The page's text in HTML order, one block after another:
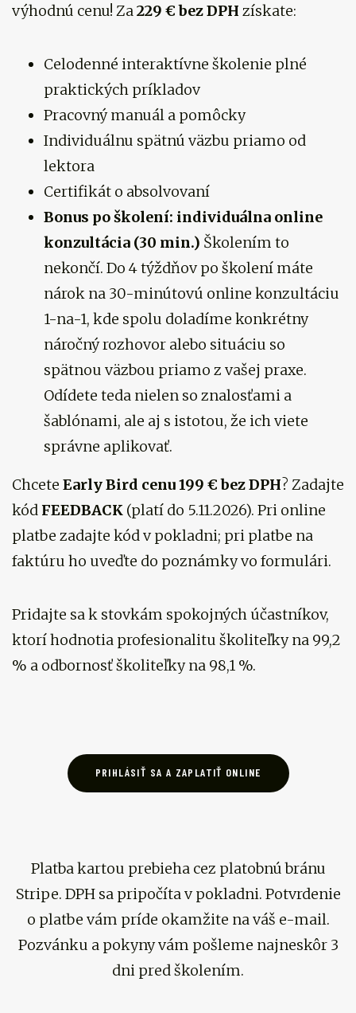
výhodnú cenu! Za229 € bez DPH získate:
Celodenné interaktívne školenie plné
praktických príkladov
Pracovný manuál a pomôcky
Individuálnu spätnú väzbu priamo od
lektora
Certifikát o absolvovaní
Bonus po školení: individuálna online
konzultácia (30 min.) Školením to
nekončí. Do 4 týždňov po školení máte
nárok na 30-minútovú online konzultáciu
1-na-1, kde spolu doladíme konkrétny
náročný rozhovor alebo situáciu so
spätnou väzbou priamo z vašej praxe.
Odídete teda nielen so znalosťami a
šablónami, ale aj s istotou, že ich viete
správne aplikovať.
Chcete Early Bird cenu 199 € bez DPH? Zadajte
kód FEEDBACK (platí do 5.11.2026). Pri online
platbe zadajte kód v pokladni; pri platbe na
faktúru ho uveďte do poznámky vo formulári.
Pridajte sa k stovkám spokojných účastníkov,
ktorí hodnotia profesionalitu školiteľky na 99,2
% a odbornosť školiteľky na 98,1 %.
PRIHLÁSIŤ SA A ZAPLATIŤ ONLINE
Platba kartou prebieha cez platobnú bránu
Stripe. DPH sa pripočíta v pokladni. Potvrdenie
o platbe vám príde okamžite na váš e-mail.
Pozvánku a pokyny vám pošleme najneskôr 3
dni pred školením.